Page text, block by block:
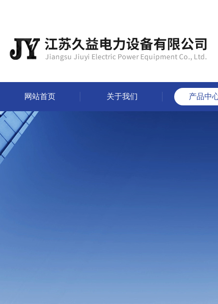
网站首页 关于我们 产品中